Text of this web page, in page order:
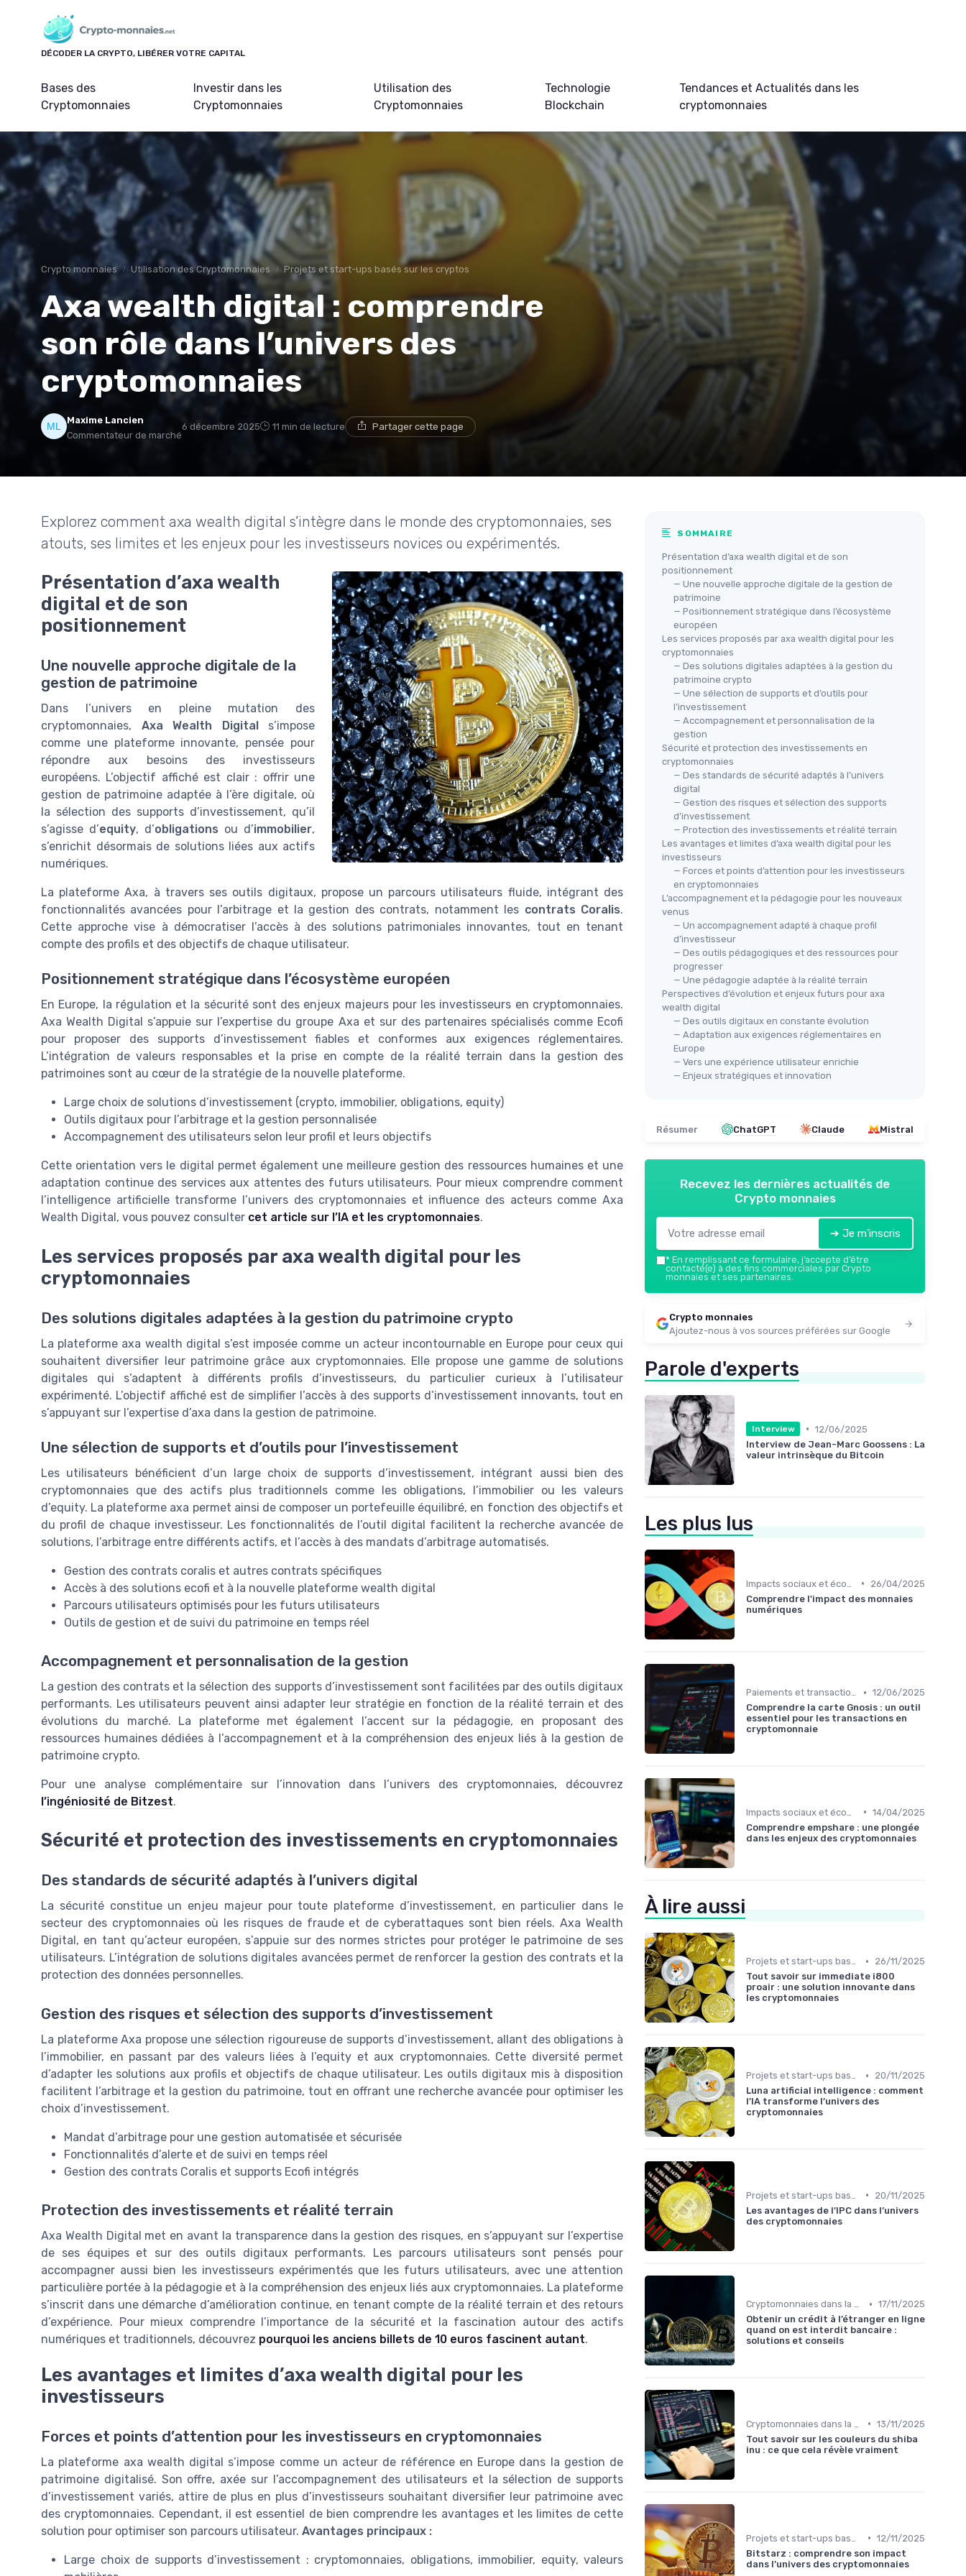
DÉCODER LA CRYPTO, LIBÉRER VOTRE CAPITAL
Bases des
Cryptomonnaies
Investir dans les
Cryptomonnaies
Utilisation des
Cryptomonnaies
Technologie
Blockchain
Tendances et Actualités dans les
cryptomonnaies
Crypto monnaies Utilisation des Cryptomonnaies Projets et start-ups basés sur les cryptos
Axa wealth digital : comprendre
son rôle dans l’univers des
cryptomonnaies
Maxime Lancien
Commentateur de marché
6 décembre 2025 11 min de lecture Partager cette page
Explorez comment axa wealth digital s’intègre dans le monde des cryptomonnaies, ses
atouts, ses limites et les enjeux pour les investisseurs novices ou expérimentés.
Présentation d’axa wealth
digital et de son
positionnement
Une nouvelle approche digitale de la
gestion de patrimoine
Dans l’univers en pleine mutation des
cryptomonnaies, Axa Wealth Digitals’impose
comme une plateforme innovante, pensée pour
répondre aux besoins des investisseurs
européens. L’objectif affiché est clair : offrir une
gestion de patrimoine adaptée à l’ère digitale, où
la sélection des supports d’investissement, qu’il
s’agisse d’equity, d’obligations ou d’immobilier,
s’enrichit désormais de solutions liées aux actifs
numériques.
La plateforme Axa, à travers ses outils digitaux, propose un parcours utilisateurs fluide, intégrant des
fonctionnalités avancées pour l’arbitrage et la gestion des contrats, notamment les contrats Coralis.
Cette approche vise à démocratiser l’accès à des solutions patrimoniales innovantes, tout en tenant
compte des profils et des objectifs de chaque utilisateur.
Positionnement stratégique dans l’écosystème européen
En Europe, la régulation et la sécurité sont des enjeux majeurs pour les investisseurs en cryptomonnaies.
Axa Wealth Digital s’appuie sur l’expertise du groupe Axa et sur des partenaires spécialisés comme Ecofi
pour proposer des supports d’investissement fiables et conformes aux exigences réglementaires.
L’intégration de valeurs responsables et la prise en compte de la réalité terrain dans la gestion des
patrimoines sont au cœur de la stratégie de la nouvelle plateforme.
Large choix de solutions d’investissement (crypto, immobilier, obligations, equity)
Outils digitaux pour l’arbitrage et la gestion personnalisée
Accompagnement des utilisateurs selon leur profil et leurs objectifs
Cette orientation vers le digital permet également une meilleure gestion des ressources humaines et une
adaptation continue des services aux attentes des futurs utilisateurs. Pour mieux comprendre comment
l’intelligence artificielle transforme l’univers des cryptomonnaies et influence des acteurs comme Axa
Wealth Digital, vous pouvez consulter cet article sur l’IA et les cryptomonnaies.
Les services proposés par axa wealth digital pour les
cryptomonnaies
Des solutions digitales adaptées à la gestion du patrimoine crypto
La plateforme axa wealth digital s’est imposée comme un acteur incontournable en Europe pour ceux qui
souhaitent diversifier leur patrimoine grâce aux cryptomonnaies. Elle propose une gamme de solutions
digitales qui s’adaptent à différents profils d’investisseurs, du particulier curieux à l’utilisateur
expérimenté. L’objectif affiché est de simplifier l’accès à des supports d’investissement innovants, tout en
s’appuyant sur l’expertise d’axa dans la gestion de patrimoine.
Une sélection de supports et d’outils pour l’investissement
Les utilisateurs bénéficient d’un large choix de supports d’investissement, intégrant aussi bien des
cryptomonnaies que des actifs plus traditionnels comme les obligations, l’immobilier ou les valeurs
d’equity. La plateforme axa permet ainsi de composer un portefeuille équilibré, en fonction des objectifs et
du profil de chaque investisseur. Les fonctionnalités de l’outil digital facilitent la recherche avancée de
solutions, l’arbitrage entre différents actifs, et l’accès à des mandats d’arbitrage automatisés.
Gestion des contrats coralis et autres contrats spécifiques
Accès à des solutions ecofi et à la nouvelle plateforme wealth digital
Parcours utilisateurs optimisés pour les futurs utilisateurs
Outils de gestion et de suivi du patrimoine en temps réel
Accompagnement et personnalisation de la gestion
La gestion des contrats et la sélection des supports d’investissement sont facilitées par des outils digitaux
performants. Les utilisateurs peuvent ainsi adapter leur stratégie en fonction de la réalité terrain et des
évolutions du marché. La plateforme met également l’accent sur la pédagogie, en proposant des
ressources humaines dédiées à l’accompagnement et à la compréhension des enjeux liés à la gestion de
patrimoine crypto.
Pour une analyse complémentaire sur l’innovation dans l’univers des cryptomonnaies, découvrez
l’ingéniosité de Bitzest.
Sécurité et protection des investissements en cryptomonnaies
Des standards de sécurité adaptés à l’univers digital
La sécurité constitue un enjeu majeur pour toute plateforme d’investissement, en particulier dans le
secteur des cryptomonnaies où les risques de fraude et de cyberattaques sont bien réels. Axa Wealth
Digital, en tant qu’acteur européen, s’appuie sur des normes strictes pour protéger le patrimoine de ses
utilisateurs. L’intégration de solutions digitales avancées permet de renforcer la gestion des contrats et la
protection des données personnelles.
Gestion des risques et sélection des supports d’investissement
La plateforme Axa propose une sélection rigoureuse de supports d’investissement, allant des obligations à
l’immobilier, en passant par des valeurs liées à l’equity et aux cryptomonnaies. Cette diversité permet
d’adapter les solutions aux profils et objectifs de chaque utilisateur. Les outils digitaux mis à disposition
facilitent l’arbitrage et la gestion du patrimoine, tout en offrant une recherche avancée pour optimiser les
choix d’investissement.
Mandat d’arbitrage pour une gestion automatisée et sécurisée
Fonctionnalités d’alerte et de suivi en temps réel
Gestion des contrats Coralis et supports Ecofi intégrés
Protection des investissements et réalité terrain
Axa Wealth Digital met en avant la transparence dans la gestion des risques, en s’appuyant sur l’expertise
de ses équipes et sur des outils digitaux performants. Les parcours utilisateurs sont pensés pour
accompagner aussi bien les investisseurs expérimentés que les futurs utilisateurs, avec une attention
particulière portée à la pédagogie et à la compréhension des enjeux liés aux cryptomonnaies. La plateforme
s’inscrit dans une démarche d’amélioration continue, en tenant compte de la réalité terrain et des retours
d’expérience. Pour mieux comprendre l’importance de la sécurité et la fascination autour des actifs
numériques et traditionnels, découvrez pourquoi les anciens billets de 10 euros fascinent autant.
Les avantages et limites d’axa wealth digital pour les
investisseurs
Forces et points d’attention pour les investisseurs en cryptomonnaies
La plateforme axa wealth digital s’impose comme un acteur de référence en Europe dans la gestion de
patrimoine digitalisé. Son offre, axée sur l’accompagnement des utilisateurs et la sélection de supports
d’investissement variés, attire de plus en plus d’investisseurs souhaitant diversifier leur patrimoine avec
des cryptomonnaies. Cependant, il est essentiel de bien comprendre les avantages et les limites de cette
solution pour optimiser son parcours utilisateur. Avantages principaux :
Large choix de supports d’investissement : cryptomonnaies, obligations, immobilier, equity, valeurs
SOMMAIRE
Présentation d’axa wealth digital et de son
positionnement
— Une nouvelle approche digitale de la gestion de
patrimoine
— Positionnement stratégique dans l’écosystème
européen
Les services proposés par axa wealth digital pour les
cryptomonnaies
— Des solutions digitales adaptées à la gestion du
patrimoine crypto
— Une sélection de supports et d’outils pour
l’investissement
— Accompagnement et personnalisation de la
gestion
Sécurité et protection des investissements en
cryptomonnaies
— Des standards de sécurité adaptés à l’univers
digital
— Gestion des risques et sélection des supports
d’investissement
— Protection des investissements et réalité terrain
Les avantages et limites d’axa wealth digital pour les
investisseurs
— Forces et points d’attention pour les investisseurs
en cryptomonnaies
L’accompagnement et la pédagogie pour les nouveaux
venus
— Un accompagnement adapté à chaque profil
d’investisseur
— Des outils pédagogiques et des ressources pour
progresser
— Une pédagogie adaptée à la réalité terrain
Perspectives d’évolution et enjeux futurs pour axa
wealth digital
— Des outils digitaux en constante évolution
— Adaptation aux exigences réglementaires en
Europe
— Vers une expérience utilisateur enrichie
— Enjeux stratégiques et innovation
Résumer ChatGPT Claude Mistral
Recevez les dernières actualités de
Crypto monnaies
➔ Je m'inscris
* En remplissant ce formulaire, j’accepte d’être
contacté(e) à des fins commerciales par Crypto
monnaies et ses partenaires.
Crypto monnaies
Ajoutez-nous à vos sources préférées sur Google
Parole d'experts
Interview • 12/06/2025
Interview de Jean-Marc Goossens : La
valeur intrinsèque du Bitcoin
Les plus lus
•
26/04/2025
Comprendre l'impact des monnaies
numériques
Paiements et transactions • 12/06/2025
Comprendre la carte Gnosis : un outil
essentiel pour les transactions en
cryptomonnaie
• 14/04/2025
Comprendre empshare : une plongée
dans les enjeux des cryptomonnaies
À lire aussi
Projets et start-ups basés sur les cryptos •
26/11/2025
Tout savoir sur immediate i800
proair : une solution innovante dans
les cryptomonnaies
Projets et start-ups basés sur les cryptos •
20/11/2025
Luna artificial intelligence : comment
l’IA transforme l’univers des
cryptomonnaies
•
20/11/2025
Les avantages de l’IPC dans l’univers
des cryptomonnaies
Cryptomonnaies dans la vie quotidienne • 17/11/2025
Obtenir un crédit à l’étranger en ligne
quand on est interdit bancaire :
solutions et conseils
• 13/11/2025
Tout savoir sur les couleurs du shiba
inu : ce que cela révèle vraiment
• 12/11/2025
Bitstarz : comprendre son impact
dans l’univers des cryptomonnaies